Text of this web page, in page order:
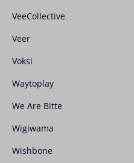
VeeCollective
Veer
Voksi
Waytoplay
We Are Bitte
Wigiwama
Wishbone